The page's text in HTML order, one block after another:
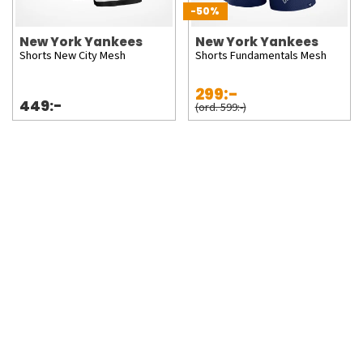
New York Yankees
Shorts New City Mesh
449:-
-50%
New York Yankees
Shorts Fundamentals Mesh
299:-
(ord. 599:-)